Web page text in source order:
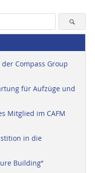
Compass Group
für Aufzüge und
Mitglied im CAFM
in die
Building“